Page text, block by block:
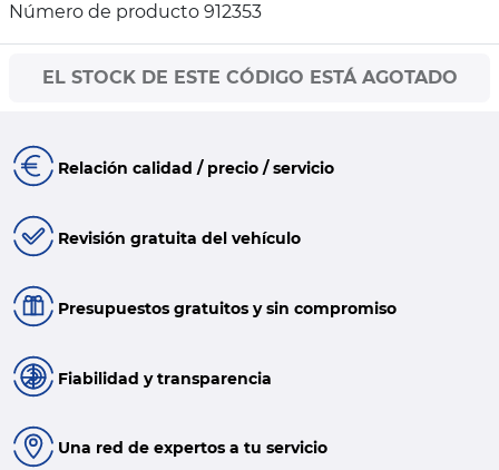
Número de producto 912353
EL STOCK DE ESTE CÓDIGO ESTÁ AGOTADO
Relación calidad / precio / servicio
Revisión gratuita del vehículo
Presupuestos gratuitos y sin compromiso
Fiabilidad y transparencia
Una red de expertos a tu servicio